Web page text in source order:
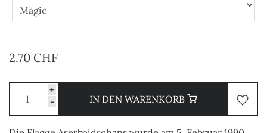
2.70 CHF
+
-
IN DEN WARENKORB